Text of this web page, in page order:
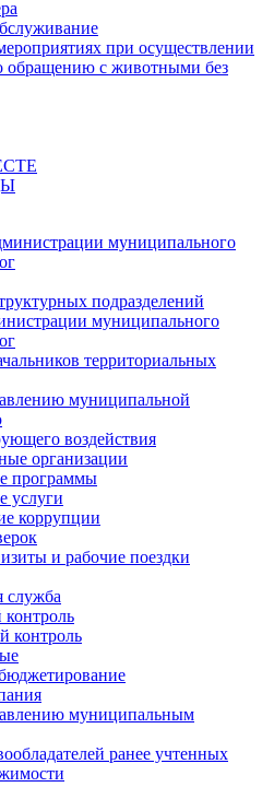
при осуществлении
обращению с животными без
муниципального
подразделений
муниципального
территориальных
муниципальной
воздействия
организации
программы
услуги
коррупции
и рабочие поездки
служба
контроль
муниципальным
ранее учтенных